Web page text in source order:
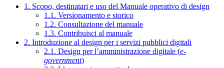
1. Scopo, destinatari e uso del Manuale operativo di design
1.1. Versionamento e storico
1.2. Consultazione del manuale
1.3. Contribuisci al manuale
2. Introduzione al design per i servizi pubblici digitali
2.1. Design per l’amministrazione digitale (e-
government)